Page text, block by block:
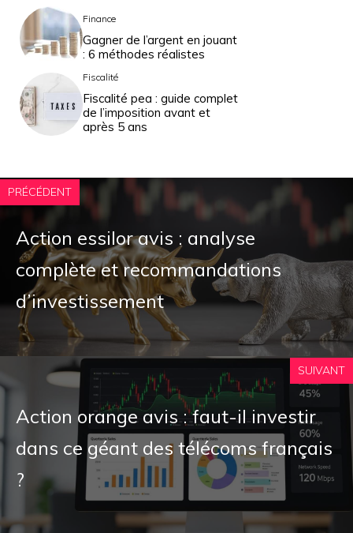
Finance
Gagner de l’argent en jouant
: 6 méthodes réalistes
Fiscalité
Fiscalité pea : guide complet
de l’imposition avant et
après 5 ans
PRÉCÉDENT
Action essilor avis : analyse
complète et recommandations
d’investissement
SUIVANT
Action orange avis : faut-il investir
dans ce géant des télécoms français
?